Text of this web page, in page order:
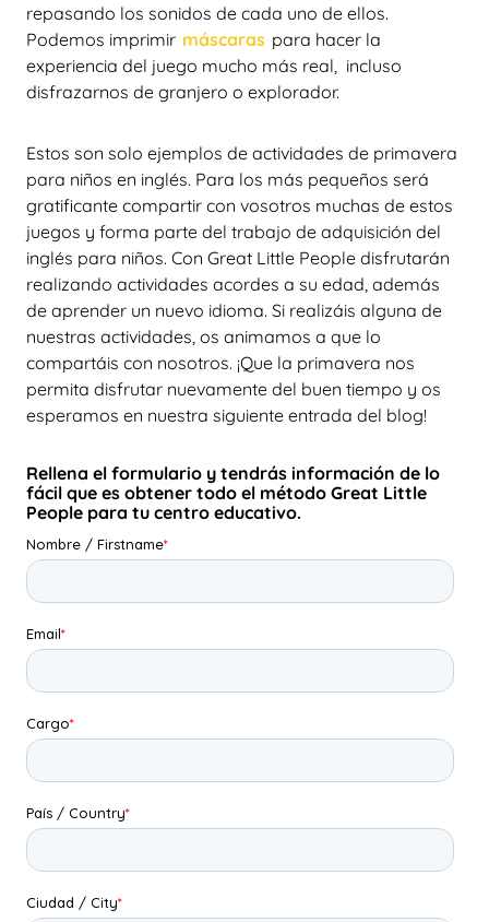
repasando los sonidos de cada uno de ellos.
Podemos imprimir máscaras para hacer la
experiencia del juego mucho más real, incluso
disfrazarnos de granjero o explorador.
Estos son solo ejemplos de actividades de primavera
para niños en inglés. Para los más pequeños será
gratificante compartir con vosotros muchas de estos
juegos y forma parte del trabajo de adquisición del
inglés para niños. Con Great Little People disfrutarán
realizando actividades acordes a su edad, además
de aprender un nuevo idioma. Si realizáis alguna de
nuestras actividades, os animamos a que lo
compartáis con nosotros. ¡Que la primavera nos
permita disfrutar nuevamente del buen tiempo y os
esperamos en nuestra siguiente entrada del blog!
Rellena el formulario y tendrás información de lo
fácil que es obtener todo el método Great Little
People para tu centro educativo.